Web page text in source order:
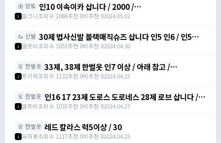
🦋 망토 인10 이속이카 삽니다 / 2000 /
https://open.kakao.com/o/gQUo2Gig
1 쓸크니조회수 1066추천 0비추천 02024.05.02
🥾 신발 30제 법사신발 블랙매직슈즈 삽니다 인5 인6 / 인5
800 인6 2000 /
1 클프비조회수 1051추천 0비추천 02024.04.30
👗 한벌옷 33제, 38제 한벌옷 인7 이상 / 아래 참고 /
https://open.kakao.com/me/Zlzonefree
1 프리저조회수 1132추천 0비추천 02024.04.27
👗 한벌옷 인16 17 23제 도로스 도로네스 28제 로브 삽니다 /
16 2200만 17 3500만 /
1 클프비조회수 1031추천 0비추천 02024.04.27
👗 한벌옷 레드 칼라스 럭5이상 / 30
1 유자몽조회수 1117추천 0비추천 02024.04.25